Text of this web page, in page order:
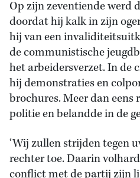
Op zijn zeventiende werd
doordat hij kalk in zijn
hij van een
de communistische
het arbeidersverzet. In de
hij demonstraties en
brochures. Meer dan eens
politie en belandde in de
‘Wij zullen strijden tegen
rechter toe. Daarin
conflict met de partij zijn